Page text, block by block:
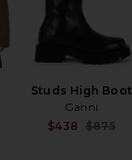
Sale price:
Studs High Boot
Ganni
$438 $875